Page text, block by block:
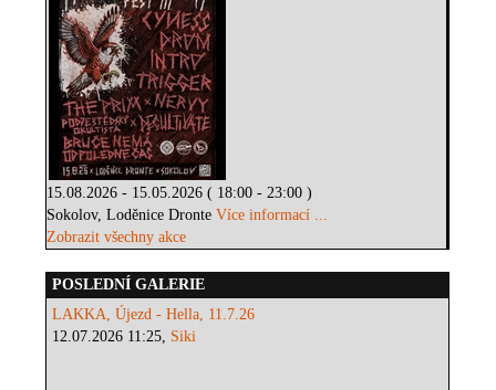
15.08.2026 - 15.05.2026 ( 18:00 - 23:00 )
Sokolov, Loděnice DronteVíce informací ...
Zobrazit všechny akce
POSLEDNÍ GALERIE
LAKKA, Újezd - Hella, 11.7.26
12.07.2026 11:25, Siki